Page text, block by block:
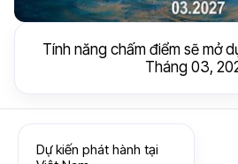
Tính năng chấm điểm sẽ mở
Tháng 03,
Dự kiến phát hành tại